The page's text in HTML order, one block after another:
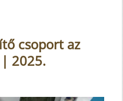
csoport az
2025.